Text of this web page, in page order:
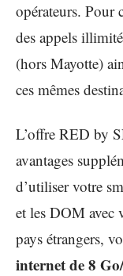
opérateurs. Pour
des appels
(hors Mayotte)
ces mêmes
L’offre RED by
avantages
d’utiliser votre
et les DOM avec
pays étrangers,
internet de 8